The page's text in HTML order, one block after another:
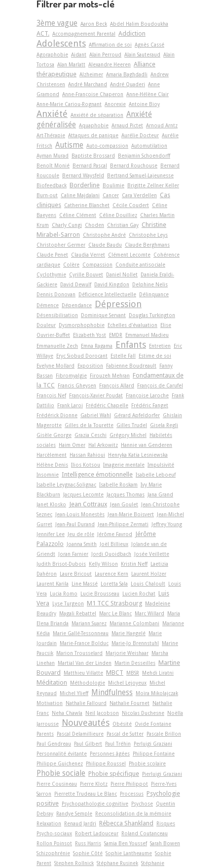
Filtrer par mots-clé
3ème vague Aaron Beck Abdel Halim Boudoukha
ACT. Accompagnement Parental Addiction
Adolescents Affirmation de soi Agnès Cassé
Agoraphobie Aidant Alain Perroud Alain Sauteraud
Alain
Tortosa Alan Marlatt Alexandre Heeren Alliance
thérapeutique Alzheimer Amaria Baghdadli Andrew
Christensen André Marchand André Quaderi Anne
Gramond
Anne-Françoise Chaperon Anne-Hélène Clair
Anne-Marie Cariou-Rognant Anorexie Antoine Bioy
Anxiété Anxiété de séparation Anxiété
généralisée Aquaphobie Arnaud Pictet Arnoud Arntz
Art-Thérapie Attaques de panique Aurélie Docteur Aurélie
Fritsch Autisme Auto-compassion Automutilation
Ayman Murad
Baptiste Brossard
Benjamin Schoendorff
Benoît Monié
Bernard Pascal Bernard Rouchouse
Bernard
Roucoule
Bernard Waysfeld
Bertrand Samuel-Lajeunesse
Biofeedback Borderline Boulimie
Brigitte Zellner Keller
Burn-out Caline Majdalani Cancer Cara Verdellen
Cas
cliniques Catherine Blanchet Cécile Coudert Céline
Baeyens Céline Clément Céline Douilliez Charles Martin
Krum
Charly Cungi Choden Christian Gay Christine
Mirabel-Sarron
Christophe André Christophe Leys
Christopher Germer Claude Baudu
Claude Berghmans
Claude Penet Claudia Verret Clément Lecomte Cohérence
cardiaque Colère Compassion
Conduite antisociale
Cyclothymie Cyrille Bouvet Daniel Nollet
Daniela Eraldi-
Gackiere
David Dewulf David Kingdon
Delphine Nelis
Dennis Donovan
Déficience Intellectuelle
Délinquance
Démence
Dépendance Dépression
Désensibilisation Dominique Servant
Douglas Turkington
Douleur
Dysmorphophobie Echelles d'évaluation
Elise
Ouvrier-Buffet
Elizabeth Yost EMDR
Emmanuel Madieu
Emmanuelle Zech
Emna Ragama Enfants Entretien
Eric
Willaye
Eryc Siobud Dorocant Estelle Fall
Estime de soi
Evelyne Mollard
Exposition Fabienne Boudreault
Fanny
Bassan
Fibromyalgie Firouzeh Mehran
Fondamentaux de
la TCC
Francis Gheysen François Allard
François de Carufel
François Nef
François-Xavier Poudat Françoise Laroche
Frank
Dattilio
Frank Laroi Frédéric Chapelle
Frédéric Fanget
Frédérick Dionne Gabriel Wahl Gérard Apfeldorfer Ghislain
Magerotte Gilles de la Tourette Gilles Trudel
Gisela Regli
Gisèle George Grazia Ceschi Grégory Michel
Habiletés
sociales
Haim Omer Hal Arkowitz
Hannie van Genderen
Harcèlement
Hassan Rahioui
Henryka Katia Lesniewska
Hélène Denis Ilios Kotsou Imagerie mentale Impulsivité
Insomnie Intelligence émotionnelle Isabelle Leboeuf
Isabelle Leygnac-Solignac Isabelle Roskam Ivy Marie
Blackburn
Jacques Lecomte Jacques Thomas
Jana Grand
Janet Klosko
Jean Cottraux Jean Goulet
Jean-Christophe
Seznec
Jean-Louis Monestès Jean-Marie Boisvert
Jean-Michel
Gurret
Jean-Paul Durand Jean-Philippe Zermati
Jeffrey Young
Jennifer Lee
Jeu de rôle Jérôme Favrod
Jérôme
Palazzolo
Joanna Smith Joël Billieux
Jolande van de
Griendt
Joran Farnier Jordi Quoidbach
Josée Veillette
Judith Brisot-Dubois
Kelly Wilson Kristin Neff
Laetizia
Dahéron
Laure Bricout Laurence Kern
Laurent Holzer
Laurent Karila
Line Massé Loretta Sala Louis Chaloult
Louis
Vera
Lucia Romo Lucie Brousseau Lucien Rochat Luis
Vera
Lyse Turgeon M1 TCC Strasbourg
Madeleine
Beaudry
Magali Rebattel Marc Le Blanc Marc Willard
Maria
Elena Brianda
Mariann Suarez Marianne Colombani
Marianne
Kédia
Marie Gallé-Tessonneau Marie Haegelé
Marie
Jourdain
Marie-France Bolduc Marie-Jo Brennstuhl
Marine
Paucsik
Marion Trousselard Marjorie Weishaar
Marsha
Linehan
Martial Van der Linden Martin Desseilles Martine
Bouvard
Matthieu Villatte MBCT MBSR Mehdi Liratni
Méditation Méthodologie Michel Lejoyeux
Michel
Reynaud
Michel Ylieff Mindfulness
Moïra Mikolajczak
Motivation
Nathalie Fallourd Nathalie Fournet
Nathalie
Franc
Neha Chawla Neil Jacobson Nicolas Duchesne
Noëlla
Jarrousse
Nouveautés Obésité Ovide Fontaine
Parents
Pascal Delamillieure Pascal de Sutter
Pascale Brillon
Paul Gendreau
Paul Gilbert Paul Tréhin
Perluigi Graziani
Personnalité évitante
Personnes âgées
Philippe Fontaine
Philippe Guichenez
Philippe Roussel Phobie scolaire
Phobie sociale Phobie spécifique
Pierluigi Graziani
Pierre Cousineau
Pierre Klotz Pierre Philippot
Pierre-Yves
Sarron
Pierrette Trudeau Le Blanc Processus Psychologie
positive
Psychopathologie cognitive Psychose Quentin
Debray
Randye Semple
Reconsolidation de la mémoire
Relaxation
Renaud Jardri Rébecca Shankland
Risques
Psycho-sociaux
Robert Ladouceur
Roland Coutanceau
Rollon Poinsot
Russ Harris Samia Ben Youssef Sarah Bowen
Schizophrénie Sophie Côté Sophie Lantheaume Sophie
Parent Stephen Rollnick Stéphane Rusinek Stéphanie